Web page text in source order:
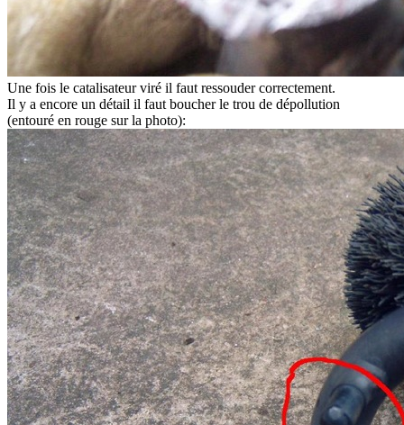
Une fois le catalisateur viré il faut ressouder correctement.
Il y a encore un détail il faut boucher le trou de dépollution
(entouré en rouge sur la photo):